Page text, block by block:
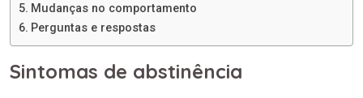
Mudanças no comportamento
Perguntas e respostas
Sintomas de abstinência